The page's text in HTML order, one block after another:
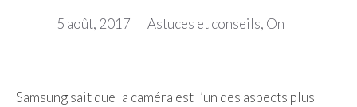
5 août, 2017 Astuces et conseils, On
Samsung sait que la caméra est l’un des aspects plus